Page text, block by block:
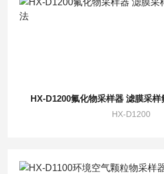
HX-D1200氟化物采样器 滤膜采
HX-D1200